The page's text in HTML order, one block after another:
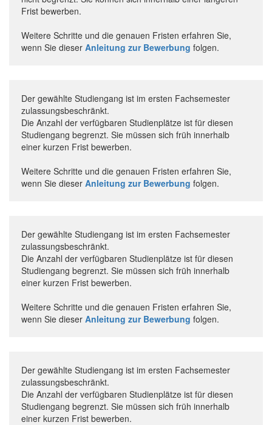
Frist bewerben.
Weitere Schritte und die genauen Fristen erfahren Sie,
wenn Sie dieser Anleitung zur Bewerbung folgen.
Der gewählte Studiengang ist im ersten Fachsemester
zulassungsbeschränkt.
Die Anzahl der verfügbaren Studienplätze ist für diesen
Studiengang begrenzt. Sie müssen sich früh innerhalb
einer kurzen Frist bewerben.
Weitere Schritte und die genauen Fristen erfahren Sie,
wenn Sie dieser Anleitung zur Bewerbung folgen.
Der gewählte Studiengang ist im ersten Fachsemester
zulassungsbeschränkt.
Die Anzahl der verfügbaren Studienplätze ist für diesen
Studiengang begrenzt. Sie müssen sich früh innerhalb
einer kurzen Frist bewerben.
Weitere Schritte und die genauen Fristen erfahren Sie,
wenn Sie dieser Anleitung zur Bewerbung folgen.
Der gewählte Studiengang ist im ersten Fachsemester
zulassungsbeschränkt.
Die Anzahl der verfügbaren Studienplätze ist für diesen
Studiengang begrenzt. Sie müssen sich früh innerhalb
einer kurzen Frist bewerben.